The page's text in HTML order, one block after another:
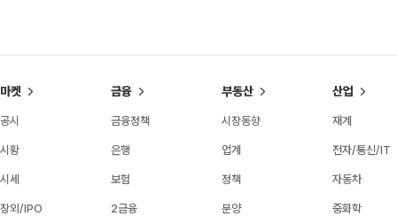
마켓
공시
시황
시세
장외/IPO
금융
금융정책
은행
보험
2금융
부동산
시장동향
업계
정책
분양
산업
재계
전자/통신/IT
자동차
중화학